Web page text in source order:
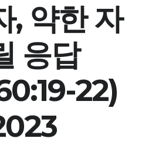
, 약한 자
응답
22)